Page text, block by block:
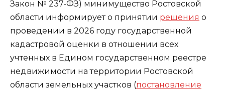
Закон № 237-ФЗ) минимущество Ростовской
области информирует о принятии решения о
проведении в 2026 году государственной
кадастровой оценки в отношении всех
учтенных в Едином государственном реестре
недвижимости на территории Ростовской
области земельных участков (постановление